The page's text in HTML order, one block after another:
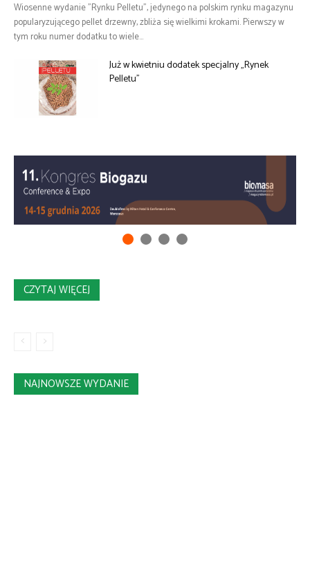
Wiosenne wydanie "Rynku Pelletu", jedynego na polskim rynku magazynu
popularyzującego pellet drzewny, zbliża się wielkimi krokami. Pierwszy w
tym roku numer dodatku to wiele...
Już w kwietniu dodatek specjalny „Rynek
Pelletu”
CZYTAJ WIĘCEJ
NAJNOWSZE WYDANIE